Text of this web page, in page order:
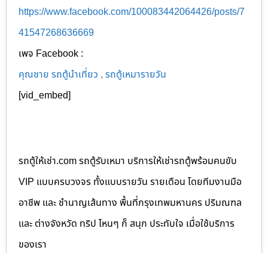
https://www.facebook.com/100083442064426/posts/7
41547268636669
เพจ Facebook :
คุณชาย รถตู้นำเที่ยว , รถตู้เหมารายวัน
[vid_embed]
รถตู้ให้เช่า.com รถตู้รับเหมา บริการให้เช่ารถตู้พร้อมคนขับ
VIP แบบครบวงจร ทั้งแบบรายวัน รายเดือน โดยทีมงานมือ
อาชีพ และ ชำนาญเส้นทาง พื้นที่กรุงเทพมหานคร ปริมณฑล
และ ต่างจังหวัด ทริป ไหนๆ ก็ สนุก ประทับใจ เมื่อใช้บริการ
ของเรา